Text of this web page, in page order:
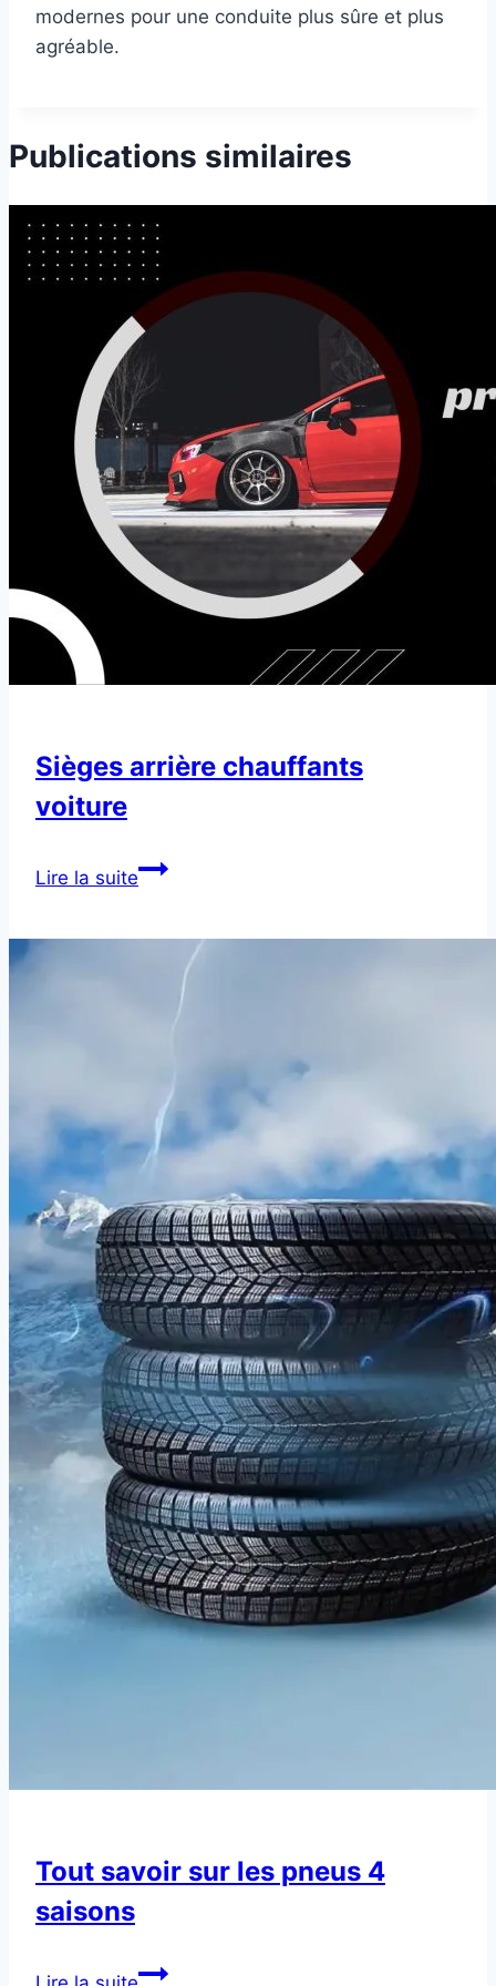
modernes pour une conduite plus sûre et plus
agréable.
Publications similaires
Sièges arrière chauffants
voiture
Lire la suiteSièges
voiture
Tout savoir sur les pneus 4
saisons
Tout